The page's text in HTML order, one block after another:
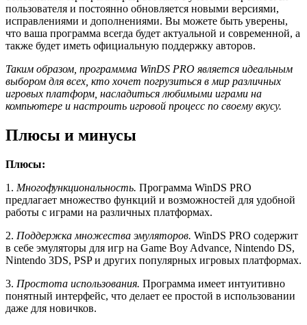
пользователя и постоянно обновляется новыми версиями,
исправлениями и дополнениями. Вы можете быть уверены,
что ваша программа всегда будет актуальной и современной, а
также будет иметь официальную поддержку авторов.
Таким образом, программма WinDS PRO является идеальным
выбором для всех, кто хочет погрузиться в мир различных
игровых платформ, насладиться любимыми играми на
компьютере и настроить игровой процесс по своему вкусу.
Плюсы и минусы
Плюсы:
1. Многофункциональность. Программа WinDS PRO
предлагает множество функций и возможностей для удобной
работы с играми на различных платформах.
2. Поддержка множества эмуляторов. WinDS PRO содержит
в себе эмуляторы для игр на Game Boy Advance, Nintendo DS,
Nintendo 3DS, PSP и других популярных игровых платформах.
3. Простота использования. Программа имеет интуитивно
понятный интерфейс, что делает ее простой в использовании
даже для новичков.